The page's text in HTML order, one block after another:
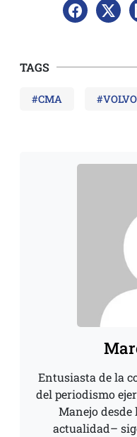
TAGS
#CMA #VOLVO
Entusiasta de la
del periodismo
Manejo desde
actualidad–